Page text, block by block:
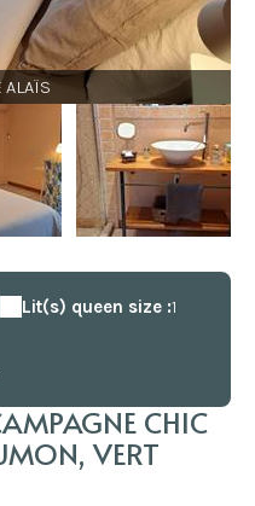
ALAÏS
Lit(s) queen size :1
CHIC
VERT